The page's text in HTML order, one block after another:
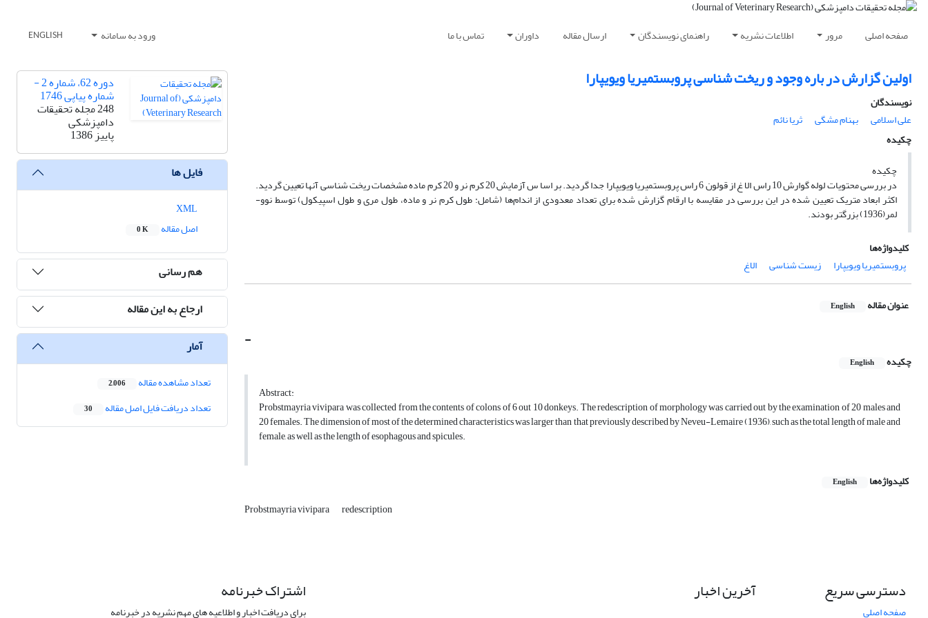
صفحه اصلی مرور اطلاعات نشریه راهنمای نویسندگان ارسال مقاله داوران تماس با ما ورود به سامانه ENGLISH
اولین گزارش در باره وجود ‌و ریخت شناسی پروبستمیریا ویویپارا
نویسندگان
علی اسلامی
بهنام مشگی
ثریا نائم
چکیده
‌چکیده
در بررسی محتویات لوله گوارش 10 راس الا غ از قولون 6 راس پروبستمیریا ویویپارا‌ ‌جدا گردید. بر اسا س آزمایش 20 کرم نر و 20 کرم ماده مشخصات ریخت شناسی آنها تعیین گردید.
اکثر ابعاد متریک تعیین شده در این بررسی در مقایسه با ارقام گزارش شده برای تعداد معدودی از اندام‌ها (شامل: طول کرم نر و ماده، طول مری و طول اسپیکول) توسط نوو-
لمر(1936) بزرگتر بودند.‌
کلیدواژه‌ها
پروبستمیریا ویویپارا
زیست شناسی الاغ
عنوان مقاله English
-
چکیده English
Abstract:
Probstmayria vivipara was collected from the contents of colons of 6 out 10 donkeys. The redescription of morphology was carried out by the examination of 20 males and
20 females. The dimension of most of the determined characteristics was larger than that previously described by Neveu-Lemaire (1936), such as the total length of male and
female, as well as the length of esophagous and spicules.
کلیدواژه‌ها English
Probstmayria vivipara redescription
دوره 62، شماره 2 -
شماره پیاپی 1746
248 مجله تحقیقات
دامپزشکی
پاییز 1386
فایل ها
اصل مقاله
0 K
هم رسانی
ارجاع به این مقاله
آمار
تعداد مشاهده مقاله 2,006
تعداد دریافت فایل اصل مقاله 30
دسترسی سریع
صفحه اصلی
آخرین اخبار اشتراک خبرنامه
برای دریافت اخبار و اطلاعیه های مهم نشریه در خبرنامه